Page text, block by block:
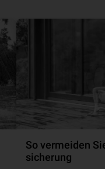
So vermeiden
si­che­rung